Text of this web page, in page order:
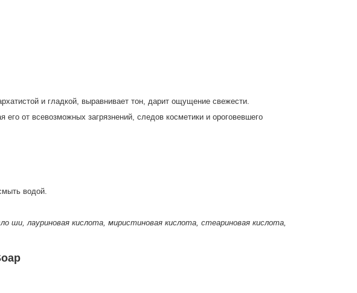
и гладкой, выравнивает тон, дарит ощущение свежести.
от всевозможных загрязнений, следов косметики и ороговевшего
водой.
ши, лауриновая кислота, миристиновая кислота, стеариновая кислота,